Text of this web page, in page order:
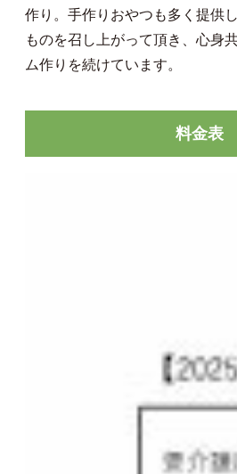
作り。手作りおやつも多く提供
ものを召し上がって頂き、心身
ム作りを続けています。
料金表